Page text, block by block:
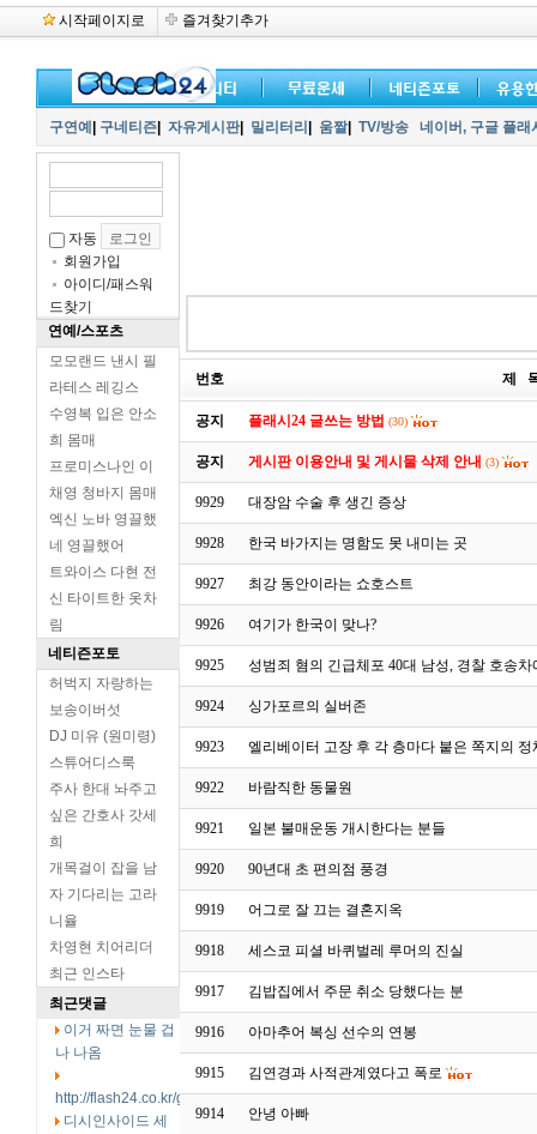
시작페이지로 즐겨찾기추가
구연예 구네티즌 자유게시판| 밀리터리 움짤| TV/방송 네이버, 구글 플
자동
회원가입
아이디/패스워
드찾기
연예/스포츠
모모랜드 낸시 필
라테스 레깅스
수영복 입은 안소
희 몸매
프로미스나인 이
채영 청바지 몸매
엑신 노바 영끌했
네 영끌했어
트와이스 다현 전
신 타이트한 옷차
림
네티즌포토
허벅지 자랑하는
보송이버섯
DJ 미유 (원미령)
스튜어디스룩
주사 한대 놔주고
싶은 간호사 갓세
희
개목걸이 잡을 남
자 기다리는 고라
니율
차영현 치어리더
최근 인스타
최근댓글
이거 짜면 눈물 겁
나 나옴
http://flash24.co.kr/g4/bb
디시인사이드 세
번호 제
공지 플래시24 글쓰는 방법 (30)
공지 게시판 이용안내 및 게시물 삭제 안내 (3)
9929 대장암 수술 후 생긴 증상
9928 한국 바가지는 명함도 못 내미는 곳
9927 최강 동안이라는 쇼호스트
9926 여기가 한국이 맞나?
9925 성범죄 혐의 긴급체포 40대 남성, 경찰 호송
9924 싱가포르의 실버존
9923 엘리베이터 고장 후 각 층마다 붙은 쪽지의 정
9922 바람직한 동물원
9921 일본 불매운동 개시한다는 분들
9920 90년대 초 편의점 풍경
9919 어그로 잘 끄는 결혼지옥
9918 세스코 피셜 바퀴벌레 루머의 진실
9917 김밥집에서 주문 취소 당했다는 분
9916 아마추어 복싱 선수의 연봉
9915 김연경과 사적관계였다고 폭로
9914 안녕 아빠